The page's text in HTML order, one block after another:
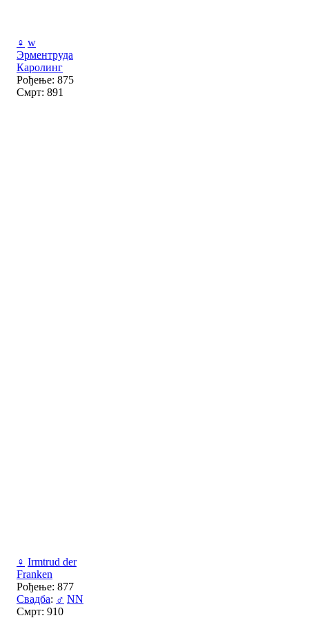
♀ w
Эрментруда
Каролинг
Рођење: 875
Смрт: 891
♀ Irmtrud der
Franken
Рођење: 877
Свадба: ♂ NN
Смрт: 910